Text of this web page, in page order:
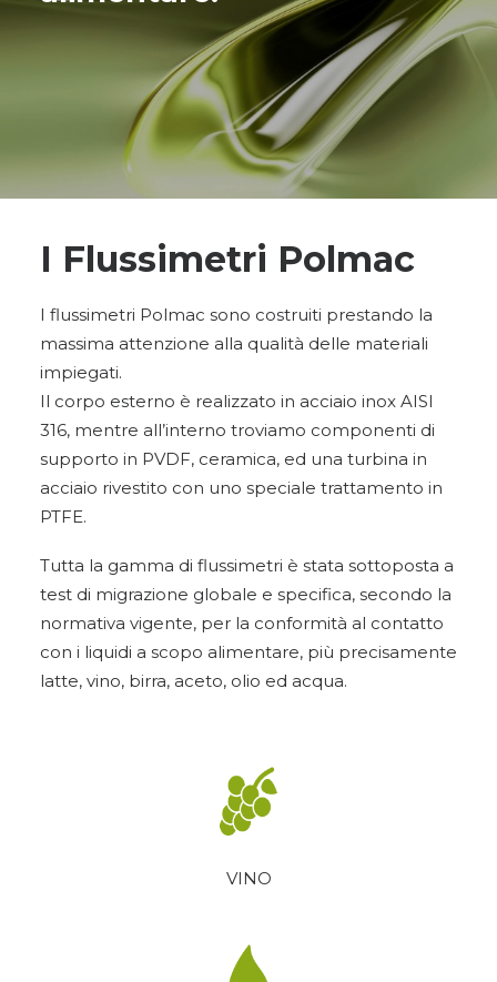
I Flussimetri Polmac
I flussimetri Polmac sono costruiti prestando la
massima attenzione alla qualità delle materiali
impiegati.
Il corpo esterno è realizzato in acciaio inox AISI
316, mentre all’interno troviamo componenti di
supporto in PVDF, ceramica, ed una turbina in
acciaio rivestito con uno speciale trattamento in
PTFE.
Tutta la gamma di flussimetri è stata sottoposta a
test di migrazione globale e specifica, secondo la
normativa vigente, per la conformità al contatto
con i liquidi a scopo alimentare, più precisamente
latte, vino, birra, aceto, olio ed acqua.
VINO